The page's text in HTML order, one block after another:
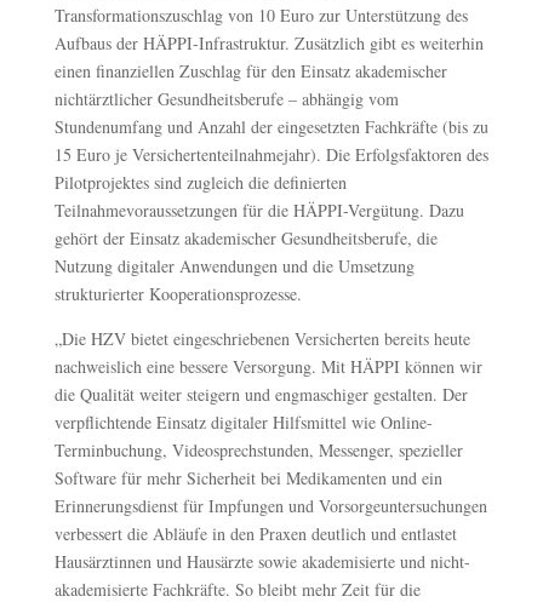
Transformationszuschlag von 10 Euro zur Unterstützung des
Aufbaus der HÄPPI-Infrastruktur. Zusätzlich gibt es weiterhin
einen finanziellen Zuschlag für den Einsatz akademischer
nichtärztlicher Gesundheitsberufe – abhängig vom
Stundenumfang und Anzahl der eingesetzten Fachkräfte (bis zu
15 Euro je Versichertenteilnahmejahr). Die Erfolgsfaktoren des
Pilotprojektes sind zugleich die definierten
Teilnahmevoraussetzungen für die HÄPPI-Vergütung. Dazu
gehört der Einsatz akademischer Gesundheitsberufe, die
Nutzung digitaler Anwendungen und die Umsetzung
strukturierter Kooperationsprozesse.
„Die HZV bietet eingeschriebenen Versicherten bereits heute
nachweislich eine bessere Versorgung. Mit HÄPPI können wir
die Qualität weiter steigern und engmaschiger gestalten. Der
verpflichtende Einsatz digitaler Hilfsmittel wie Online-
Terminbuchung, Videosprechstunden, Messenger, spezieller
Software für mehr Sicherheit bei Medikamenten und ein
Erinnerungsdienst für Impfungen und Vorsorgeuntersuchungen
verbessert die Abläufe in den Praxen deutlich und entlastet
Hausärztinnen und Hausärzte sowie akademisierte und nicht-
akademisierte Fachkräfte. So bleibt mehr Zeit für die